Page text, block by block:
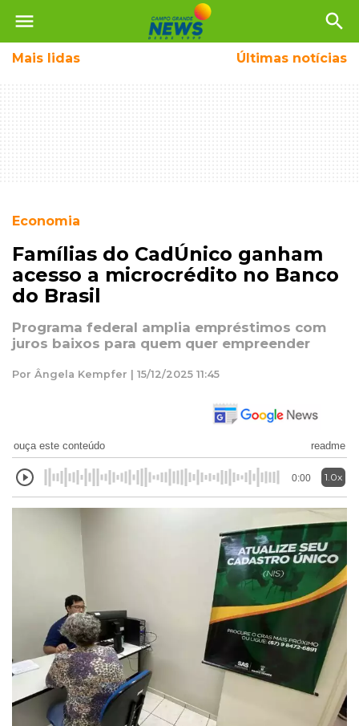
menu search
Mais lidas Últimas notícias
Economia
Famílias do CadÚnico ganham
acesso a microcrédito no Banco
do Brasil
Programa federal amplia empréstimos com
juros baixos para quem quer empreender
Por Ângela Kempfer | 15/12/2025 11:45
ouça este conteúdo readme
0:00 1.0x